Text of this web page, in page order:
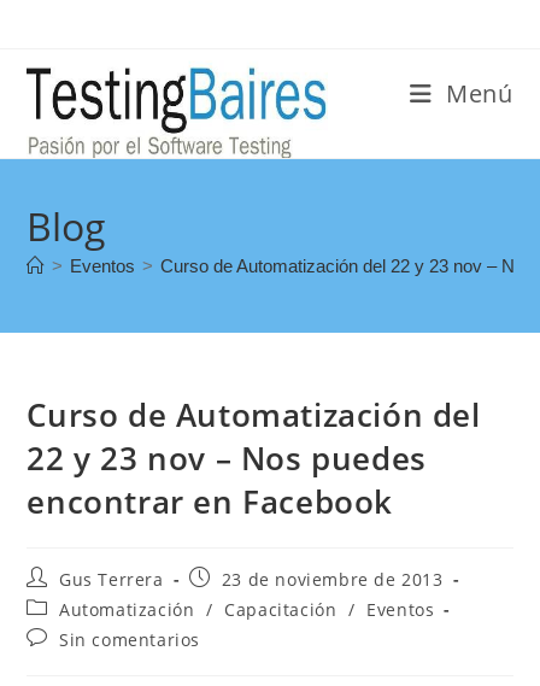
Menú
Blog
> Eventos > Curso de Automatización del 22 y 23 nov –
Curso de Automatización del
22 y 23 nov – Nos puedes
encontrar en Facebook
Gus Terrera
23 de noviembre de 2013
Automatización / Capacitación / Eventos
Sin comentarios